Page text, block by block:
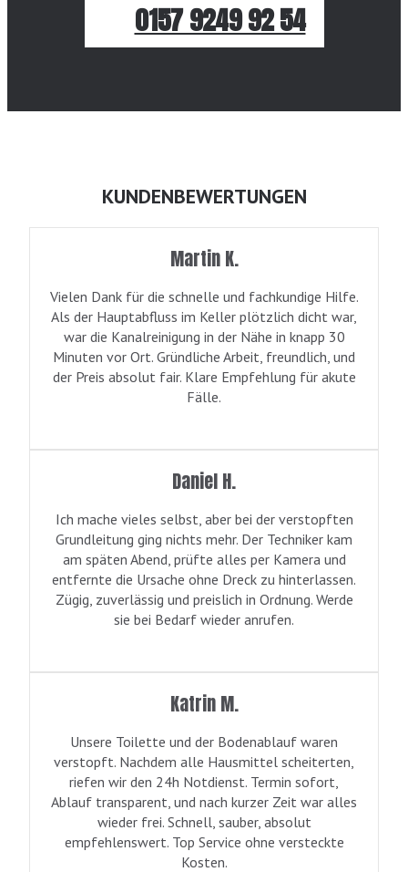
0157 9249 92 54
KUNDENBEWERTUNGEN
Martin K.
Vielen Dank für die schnelle und fachkundige Hilfe.
Als der Hauptabfluss im Keller plötzlich dicht war,
war die Kanalreinigung in der Nähe in knapp 30
Minuten vor Ort. Gründliche Arbeit, freundlich, und
der Preis absolut fair. Klare Empfehlung für akute
Fälle.
Daniel H.
Ich mache vieles selbst, aber bei der verstopften
Grundleitung ging nichts mehr. Der Techniker kam
am späten Abend, prüfte alles per Kamera und
entfernte die Ursache ohne Dreck zu hinterlassen.
Zügig, zuverlässig und preislich in Ordnung. Werde
sie bei Bedarf wieder anrufen.
Katrin M.
Unsere Toilette und der Bodenablauf waren
verstopft. Nachdem alle Hausmittel scheiterten,
riefen wir den 24h Notdienst. Termin sofort,
Ablauf transparent, und nach kurzer Zeit war alles
wieder frei. Schnell, sauber, absolut
empfehlenswert. Top Service ohne versteckte
Kosten.